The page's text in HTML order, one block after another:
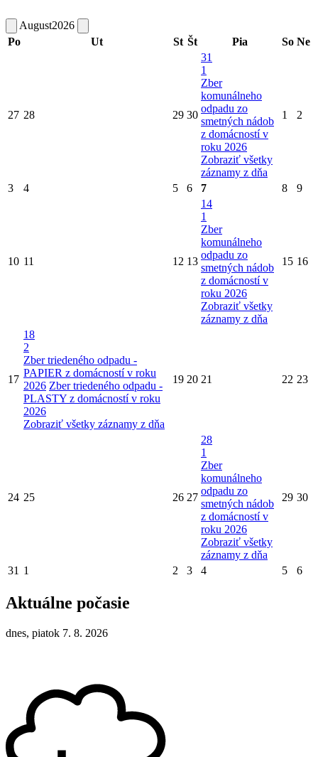
August2026
Po
Ut St Št Pia So Ne
27 28 29 30
31
1
Zber
komunálneho
odpadu zo
smetných nádob
z domácností v
roku 2026
Zobraziť všetky
záznamy z dňa
1 2
3 4 5 6 7 8 9
10 11 12 13
14
1
Zber
komunálneho
odpadu zo
smetných nádob
z domácností v
roku 2026
Zobraziť všetky
záznamy z dňa
15 16
17
18
2
Zber triedeného odpadu -
PAPIER z domácností v roku
2026 Zber triedeného odpadu -
PLASTY z domácností v roku
2026
Zobraziť všetky záznamy z dňa
19 20 21 22 23
24 25 26 27
28
1
Zber
komunálneho
odpadu zo
smetných nádob
z domácností v
roku 2026
Zobraziť všetky
záznamy z dňa
29 30
31 1 2 3 4 5 6
Aktuálne počasie
dnes, piatok 7. 8. 2026